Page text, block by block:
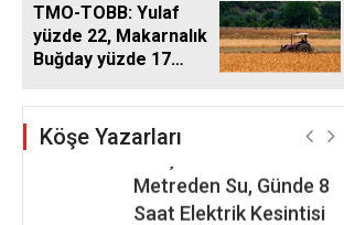
TMO-TOBB: Yulaf
yüzde 22, Makarnalık
Buğday yüzde 17
Köşe Yazarları
Harun Göksel
220 Kilometrelik
Kanalın Sonundaki Acı
Metreden Su, Günde 8
Saat Elektrik Kesintisi